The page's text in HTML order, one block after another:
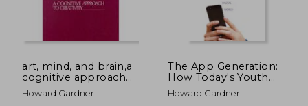
art, mind, and brain,a
cognitive approach
to creativity
Howard Gardner
The App Generation:
How Today's Youth
Navigate Identity,
Intimacy, and
Howard Gardner